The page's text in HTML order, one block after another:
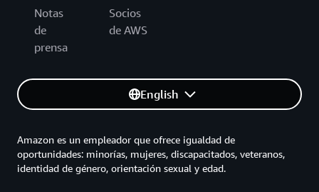
Notas
de
prensa
Socios
de AWS
English
Amazon es un empleador que ofrece igualdad de
oportunidades: minorías, mujeres, discapacitados, veteranos,
identidad de género, orientación sexual y edad.